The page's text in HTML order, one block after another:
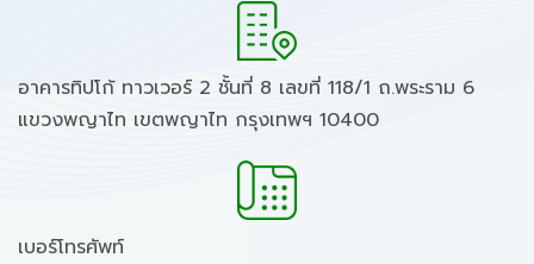
อาคารทิปโก้ ทาวเวอร์ 2 ชั้นที่ 8 เลขที่ 118/1 ถ.พระราม 6
แขวงพญาไท เขตพญาไท กรุงเทพฯ 10400
เบอร์โทรศัพท์